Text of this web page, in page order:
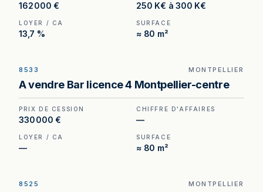
162 000 € 250 K€ à 300 K€
LOYER / CA
13,7 %
SURFACE
≈ 80 m²
Bar Licence 4 à Montpellier — un haut lieu de la
fête montpelliéraine, actif rare difficile à recréer.
8533 MONTPELLIER
A vendre Bar licence 4 Montpellier-centre
PRIX DE CESSION
330 000 €
CHIFFRE D'AFFAIRES
—
LOYER / CA
—
SURFACE
≈ 80 m²
8525 MONTPELLIER